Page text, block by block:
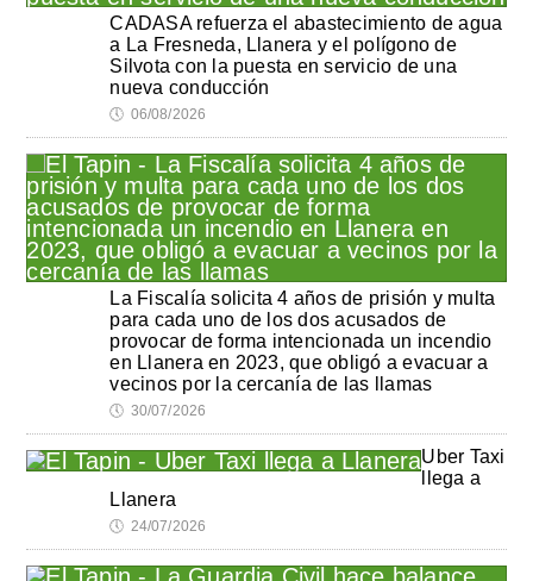
CADASA refuerza el abastecimiento de agua
a La Fresneda, Llanera y el polígono de
Silvota con la puesta en servicio de una
nueva conducción
🕔 06/08/2026
La Fiscalía solicita 4 años de prisión y multa
para cada uno de los dos acusados de
provocar de forma intencionada un incendio
en Llanera en 2023, que obligó a evacuar a
vecinos por la cercanía de las llamas
🕔 30/07/2026
Uber Taxi
llega a
Llanera
🕔 24/07/2026